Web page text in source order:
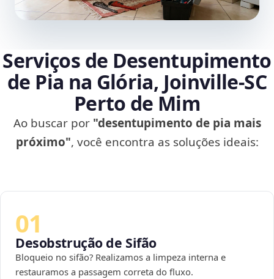
Serviços de Desentupimento
de Pia na Glória, Joinville‑SC
Perto de Mim
Ao buscar por "desentupimento de pia mais
próximo", você encontra as soluções ideais:
01
Desobstrução de Sifão
Bloqueio no sifão? Realizamos a limpeza interna e
restauramos a passagem correta do fluxo.